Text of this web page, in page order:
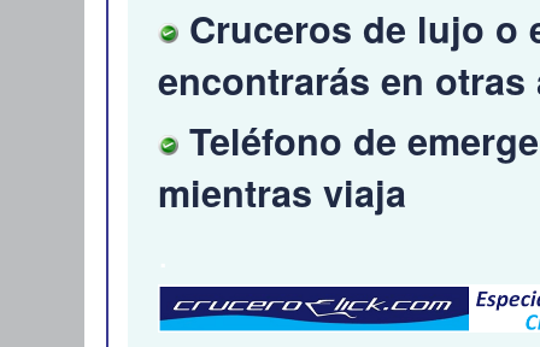
Cruceros de lujo o
encontrarás en otras
Teléfono de
mientras viaja